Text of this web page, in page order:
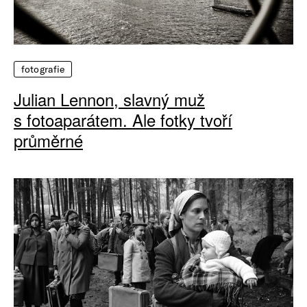
fotografie
Julian Lennon, slavný muž
s fotoaparátem. Ale fotky tvoří
průměrné